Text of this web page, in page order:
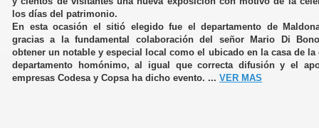
los días del patrimonio.
En esta ocasión el sitió elegido fue el departamento de
gracias a la fundamental colaboración del señor Mario Di
obtener un notable y especial local como el ubicado en la casa de la
departamento homónimo, al igual que correcta difusión y el
empresas Codesa y Copsa ha dicho evento. ... VER MAS